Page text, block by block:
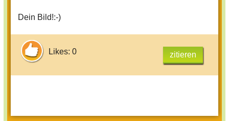
Dein Bild!:-)
Likes: 0 zitieren